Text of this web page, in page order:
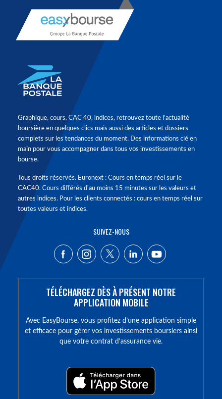
Graphique, cours, CAC 40, indices, retrouvez toute l'actualité
boursière en quelques clics mais aussi des articles et dossiers
complets sur les tendances du moment. Des informations clé en
main pour vous accompagner dans tous vos investissements en
bourse.
Tous droits réservés. Euronext : Cours en temps réel sur le
CAC40. Cours différés d'au moins 15 minutes sur les valeurs et
autres indices. Pour les clients connectés : cours en temps réel sur
toutes valeurs et indices.
SUIVEZ-NOUS
TÉLÉCHARGEZ DÈS À PRÉSENT NOTRE
APPLICATION MOBILE
Avec EasyBourse, vous profitez d’une application simple
et efficace pour gérer vos investissements boursiers ainsi
que votre contrat d’assurance vie.